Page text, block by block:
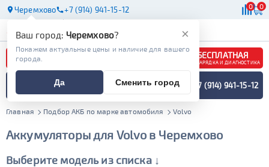
Черемхово +7 (914) 941-15-12 0 0
АКБ
БЕСПЛАТНАЯ
ЗАРЯДКА И ДИАГНОСТИКА
ПОДБОР АККУМУЛЯТОРА
СПЕЦИАЛИСТОМ +7 (914) 941-15-12
Главная Подбор АКБ по марке автомобиля Volvo
Аккумуляторы для Volvo в Черемхово
Выберите модель из списка ↓
×
Ваш город: Черемхово?
Покажем актуальные цены и наличие для вашего
города.
Да Сменить город